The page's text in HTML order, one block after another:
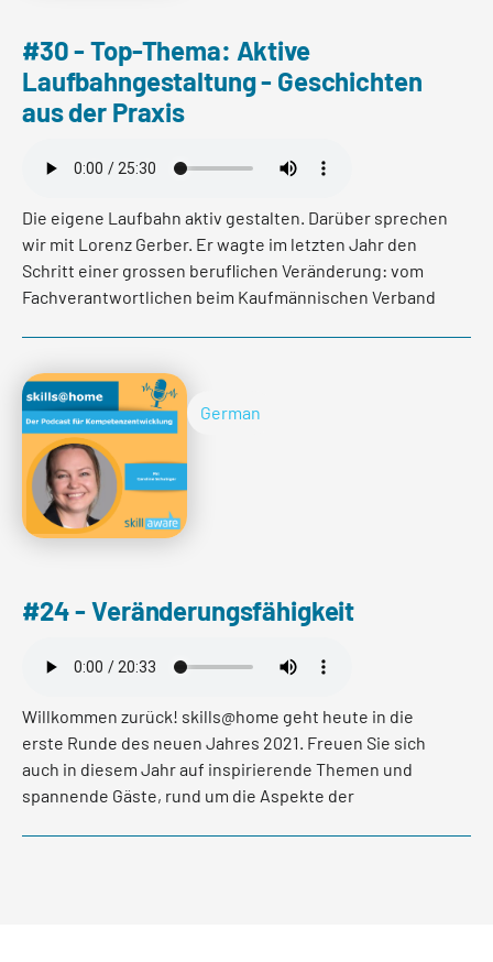
Read more
#30 - Top-Thema: Aktive
Laufbahngestaltung - Geschichten
aus der Praxis
Die eigene Laufbahn aktiv gestalten. Darüber sprechen
wir mit Lorenz Gerber. Er wagte im letzten Jahr den
Schritt einer grossen beruflichen Veränderung: vom
Fachverantwortlichen beim Kaufmännischen Verband
dieser Veränderung.
Read more
German
#24 - Veränderungsfähigkeit
Willkommen zurück! skills@home geht heute in die
erste Runde des neuen Jahres 2021. Freuen Sie sich
auch in diesem Jahr auf inspirierende Themen und
spannende Gäste, rund um die Aspekte der